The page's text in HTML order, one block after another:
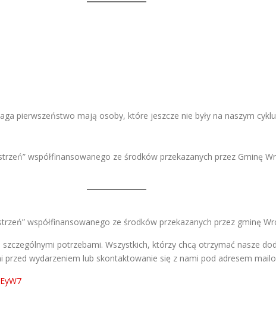
pierwszeństwo mają osoby, które jeszcze nie były na naszym
współfinansowanego ze środków przekazanych przez Gminę
współfinansowanego ze środków przekazanych przez gminę
potrzebami. Wszystkich, którzy chcą otrzymać nasze
wydarzeniem lub skontaktowanie się z nami pod adresem